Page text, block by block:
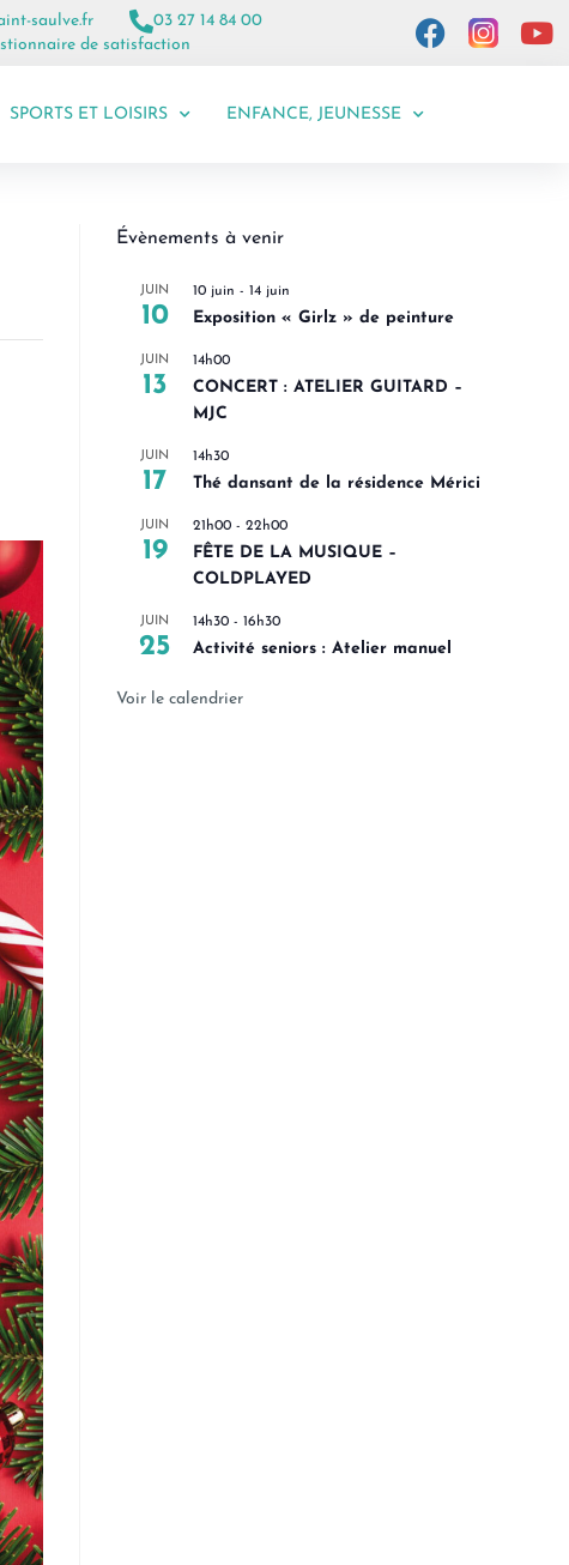
saulve.fr
03 27 14 84 00
de satisfaction
SPORTS ET LOISIRS ENFANCE, JEUNESSE
Évènements à venir
JUIN
10
10 juin - 14 juin
Exposition « Girlz » de peinture
JUIN
13
14h00
CONCERT : ATELIER GUITARD –
MJC
JUIN
17
14h30
Thé dansant de la résidence Mérici
JUIN
19
21h00 - 22h00
FÊTE DE LA MUSIQUE –
COLDPLAYED
JUIN
25
14h30 - 16h30
Activité seniors : Atelier manuel
Voir le calendrier